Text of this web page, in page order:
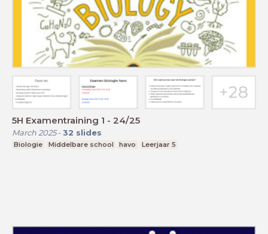
5H Examentraining 1 - 24/25
March 2025- 32 slides
Biologie Middelbare school havo Leerjaar 5